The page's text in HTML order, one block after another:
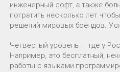
инженерный софт, а также
потратить несколько лет
решений мировых брендов.
Четвертый уровень — где у
Например, это бесплатный,
работы с языками